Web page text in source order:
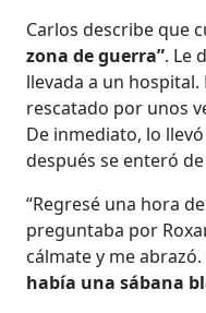
Carlos describe que
zona de guerra”. Le
llevada a un
rescatado por unos
De inmediato, lo
después se enteró
“Regresé una hora
preguntaba por
cálmate y me abrazó.
había una sábana